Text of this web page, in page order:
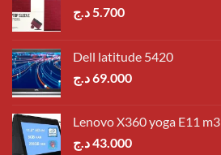
5.700د.ج
Dell latitude 5420
69.000د.ج
Lenovo X360 yoga E11 m3
43.000د.ج